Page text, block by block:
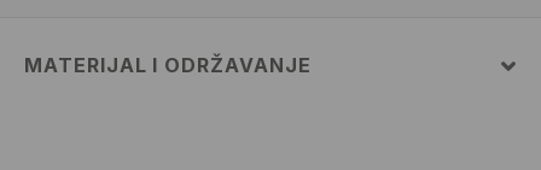
MATERIJAL I ODRŽAVANJE